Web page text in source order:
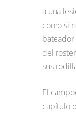
a una
como si
del
sus
El
capítulo